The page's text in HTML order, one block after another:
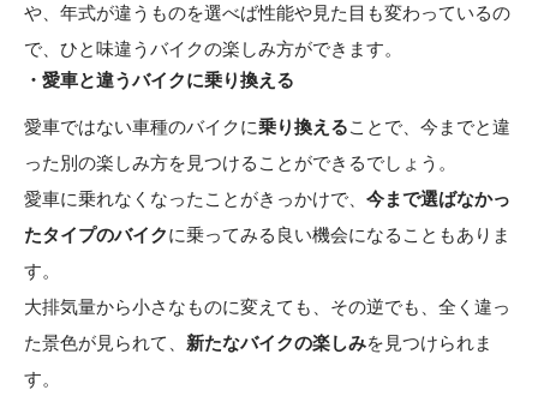
や、年式が違うものを選べば性能や見た目も変わっているの
で、ひと味違うバイクの楽しみ方ができます。
・愛車と違うバイクに乗り換える
愛車ではない車種のバイクに乗り換えることで、今までと違
った別の楽しみ方を見つけることができるでしょう。
愛車に乗れなくなったことがきっかけで、 今まで選ばなかっ
たタイプのバイクに乗ってみる良い機会になることもありま
す。
大排気量から小さなものに変えても、その逆でも、全く違っ
た景色が見られて、 新たなバイクの楽しみを見つけられま
す。